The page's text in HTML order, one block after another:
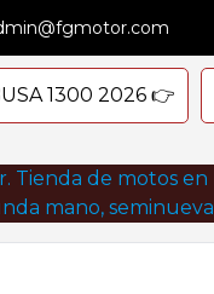
1300 2026 👉